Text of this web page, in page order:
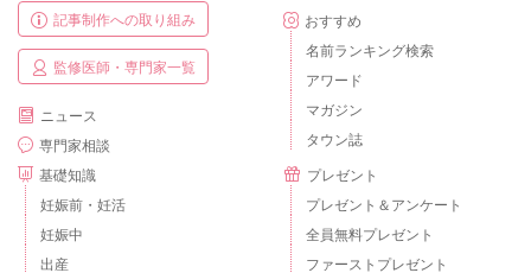
記事制作への取り組み
監修医師・専門家一覧
ニュース
専門家相談
基礎知識
妊娠前・妊活
妊娠中
出産
おすすめ
名前ランキング検索
アワード
マガジン
タウン誌
プレゼント
プレゼント＆アンケート
全員無料プレゼント
ファーストプレゼント